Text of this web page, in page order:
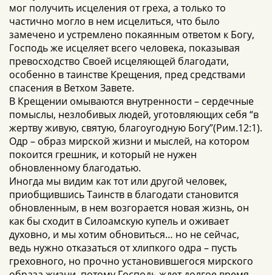
мог получить исцеления от греха, а только то
частично могло в нем исцелиться, что было
замечено и устремлено покаянным ответом к Богу,
Господь же исцеляет всего человека, показывая
превосходство Своей исцеляющей благодати,
особенно в таинстве Крещения, пред средствами
спасения в Ветхом Завете.
В Крещении омываются внутренности – сердечные
помыслы, незлобивых людей, уготовляющих себя “в
жертву живую, святую, благоугодную Богу”(Рим.12:1).
Одр – образ мирской жизни и мыслей, на котором
покоится грешник, и который не нужен
обновленному благодатью.
Иногда мы видим как тот или другой человек,
приобщившись Таинств в благодати становится
обновленным, в нем возгорается новая жизнь, он
как бы сходит в Силоамскую купель и оживает
духовно, и мы хотим обновиться… но не сейчас,
ведь нужно отказаться от хлипкого одра – пусть
греховного, но прочно установившегося мирского